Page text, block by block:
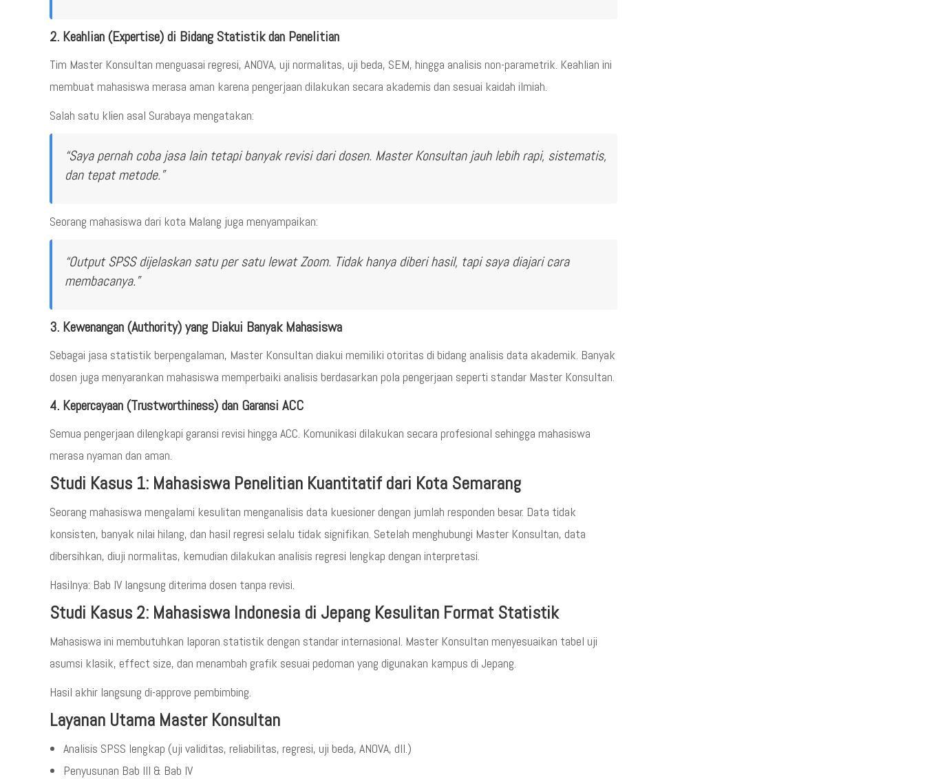
2. Keahlian (Expertise) di Bidang Statistik dan Penelitian
Tim Master Konsultan menguasai regresi, ANOVA, uji normalitas, uji beda, SEM, hingga analisis non-parametrik. Keahlian ini
membuat mahasiswa merasa aman karena pengerjaan dilakukan secara akademis dan sesuai kaidah ilmiah.
Salah satu klien asal Surabaya mengatakan:
“Saya pernah coba jasa lain tetapi banyak revisi dari dosen. Master Konsultan jauh lebih rapi, sistematis,
dan tepat metode.”
Seorang mahasiswa dari kota Malang juga menyampaikan:
“Output SPSS dijelaskan satu per satu lewat Zoom. Tidak hanya diberi hasil, tapi saya diajari cara
membacanya.”
3. Kewenangan (Authority) yang Diakui Banyak Mahasiswa
Sebagai jasa statistik berpengalaman, Master Konsultan diakui memiliki otoritas di bidang analisis data akademik. Banyak
dosen juga menyarankan mahasiswa memperbaiki analisis berdasarkan pola pengerjaan seperti standar Master Konsultan.
4. Kepercayaan (Trustworthiness) dan Garansi ACC
Semua pengerjaan dilengkapi garansi revisi hingga ACC. Komunikasi dilakukan secara profesional sehingga mahasiswa
merasa nyaman dan aman.
Studi Kasus 1: Mahasiswa Penelitian Kuantitatif dari Kota Semarang
Seorang mahasiswa mengalami kesulitan menganalisis data kuesioner dengan jumlah responden besar. Data tidak
konsisten, banyak nilai hilang, dan hasil regresi selalu tidak signifikan. Setelah menghubungi Master Konsultan, data
dibersihkan, diuji normalitas, kemudian dilakukan analisis regresi lengkap dengan interpretasi.
Hasilnya: Bab IV langsung diterima dosen tanpa revisi.
Studi Kasus 2: Mahasiswa Indonesia di Jepang Kesulitan Format Statistik
Mahasiswa ini membutuhkan laporan statistik dengan standar internasional. Master Konsultan menyesuaikan tabel uji
asumsi klasik, effect size, dan menambah grafik sesuai pedoman yang digunakan kampus di Jepang.
Hasil akhir langsung di-approve pembimbing.
Layanan Utama Master Konsultan
Analisis SPSS lengkap (uji validitas, reliabilitas, regresi, uji beda, ANOVA, dll.)
Penyusunan Bab III & Bab IV